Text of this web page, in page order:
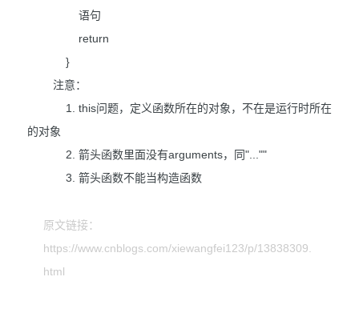
语句
return
}
注意：
1. this问题，定义函数所在的对象，不在是运行时所在
的对象
2. 箭头函数里面没有arguments，同"...""
3. 箭头函数不能当构造函数
原文链接：
https://www.cnblogs.com/xiewangfei123/p/13838309.
html